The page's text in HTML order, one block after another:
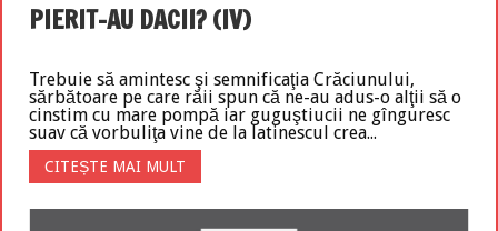
PIERIT-AU DACII? (IV)
Trebuie să amintesc şi semnificaţia Crăciunului,
sărbătoare pe care răii spun că ne-au adus-o alţii să o
cinstim cu mare pompă iar guguştiucii ne gînguresc
suav că vorbuliţa vine de la latinescul crea...
CITEȘTE MAI MULT